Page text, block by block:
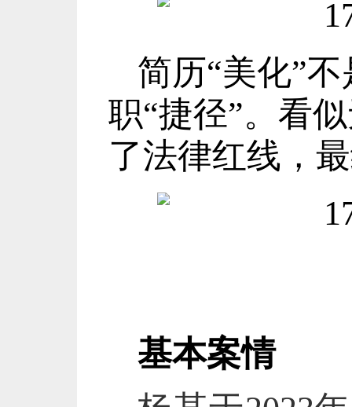
简历“美化”
职“捷径”。看
了法律红线，
基本案情